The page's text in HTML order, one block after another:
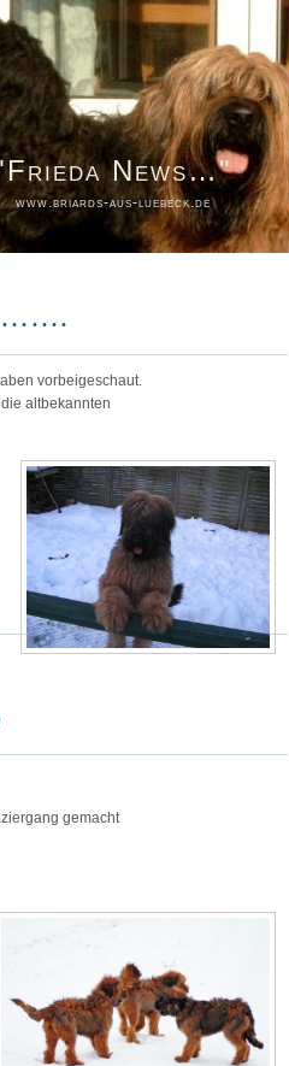
News…"
www.briards-aus-luebeck.de
vorbeigeschaut.
altbekannten
gemacht